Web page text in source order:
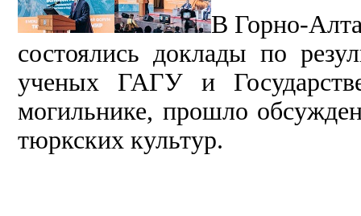
В Горно-
состоялись доклады по
ученых ГАГУ и
могильнике, прошло
тюркских культур.